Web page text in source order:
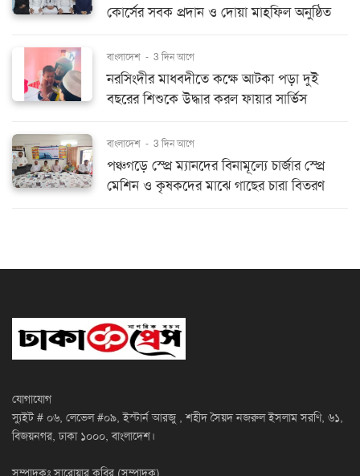
কোর্সের সবক প্রদান ও দোয়া মাহফিল অনুষ্ঠিত
বাংলাদেশ - 3 দিন আগে
নরসিংদীর মাধবদীতে কক্ষে আটকা পড়া দুই
বছরের শিশুকে উদ্ধার করল ফায়ার সার্ভিস
বাংলাদেশ - 3 দিন আগে
পঞ্চগড়ে স্প্রে ম্যানদের বিনামূল্যে চার্জার স্প্রে
মেশিন ও কৃষকদের মাঝে গাছের চারা বিতরণ
যোগাযোগ
স্যুইট # ০৬, লেভেল #০৯, ইস্টার্ন আরজু , শহীদ সৈয়দ নজরুল ইসলাম সরণি, ৬১,
বিজয়নগর, ঢাকা ১০০০, বাংলাদেশ।
সম্পাদকঃ সারোয়ার কবির (সম্পাদক)